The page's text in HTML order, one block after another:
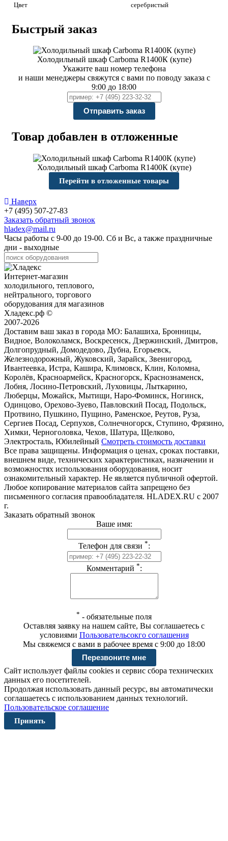
Цвет
серебристый
Быстрый заказ
Холодильный шкаф Carboma R1400К (купе)
Укажите ваш номер телефона
и наши менеджеры свяжутся с вами по поводу заказа с
9:00 до 18:00
Товар добавлен в отложенные
Холодильный шкаф Carboma R1400К (купе)
Перейти в отложенные товары
Наверх
+7 (495) 507-27-83
Заказать обратный звонок
hladex@mail.ru
Часы работы с 9-00 до 19-00. Сб и Вс, а также праздничные
дни - выходные
Интернет-магазин
холодильного, теплового,
нейтрального, торгового
оборудования для магазинов
Хладекс.рф ©
2007-2026
Доставим ваш заказ в города МО: Балашиха, Бронницы,
Видное, Волоколамск, Воскресенск, Дзержинский, Дмитров,
Долгопрудный, Домодедово, Дубна, Егорьевск,
Железнодорожный, Жуковский, Зарайск, Звенигород,
Ивантеевка, Истра, Кашира, Климовск, Клин, Коломна,
Королёв, Красноармейск, Красногорск, Краснознаменск,
Лобня, Лосино-Петровский, Луховицы, Лыткарино,
Люберцы, Можайск, Мытищи, Наро-Фоминск, Ногинск,
Одинцово, Орехово-Зуево, Павловский Посад, Подольск,
Протвино, Пушкино, Пущино, Раменское, Реутов, Руза,
Сергиев Посад, Серпухов, Солнечногорск, Ступино, Фрязино,
Химки, Черноголовка, Чехов, Шатура, Щелково,
Электросталь, Юбилейный Смотреть стоимость доставки
Все права защищены. Информация о ценах, сроках поставки,
внешнем виде, технических характеристиках, назначении и
возможностях использования оборудования, носит
ознакомительный характер. Не является публичной офертой.
Любое копирование материалов сайта запрещено без
письменного согласия правообладателя. HLADEX.RU c 2007
г.
Заказать обратный звонок
Ваше имя:
Телефон для связи *:
Комментарий *:
* - обязательные поля
Оставляя заявку на нашем сайте, Вы соглашаетесь с
условиями Пользовательсокго соглашения
Мы свяжемся с вами в рабочее время с 9:00 до 18:00
Сайт использует файлы cookies и сервис сбора технических
данных его посетителей.
Продолжая использовать данный ресурс, вы автоматически
соглашаетесь с использованием данных технологий.
Пользовательское соглашение
Принять